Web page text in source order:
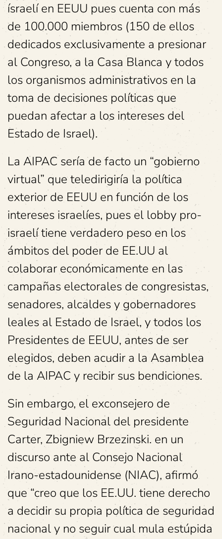
ísraelí en EEUU pues cuenta con más
de 100.000 miembros (150 de ellos
dedicados exclusivamente a presionar
al Congreso, a la Casa Blanca y todos
los organismos administrativos en la
toma de decisiones políticas que
puedan afectar a los intereses del
Estado de Israel).
La AIPAC sería de facto un “gobierno
virtual” que teledirigiría la política
exterior de EEUU en función de los
intereses israelíes, pues el lobby pro-
israelí tiene verdadero peso en los
ámbitos del poder de EE.UU al
colaborar económicamente en las
campañas electorales de congresistas,
senadores, alcaldes y gobernadores
leales al Estado de Israel, y todos los
Presidentes de EEUU, antes de ser
elegidos, deben acudir a la Asamblea
de la AIPAC y recibir sus bendiciones.
Sin embargo, el exconsejero de
Seguridad Nacional del presidente
Carter, Zbigniew Brzezinski. en un
discurso ante al Consejo Nacional
Irano-estadounidense (NIAC), afirmó
que “creo que los EE.UU. tiene derecho
a decidir su propia política de seguridad
nacional y no seguir cual mula estúpida